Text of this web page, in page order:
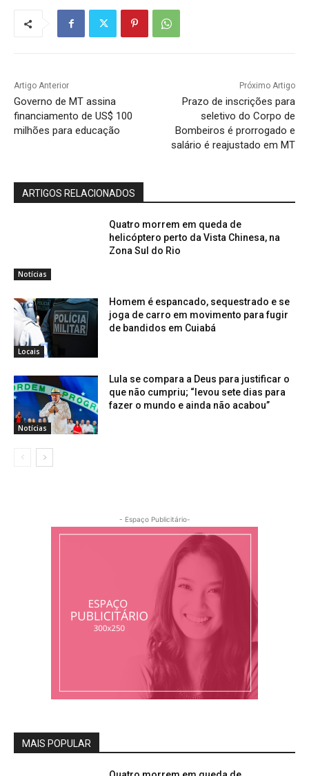
Artigo Anterior
Governo de MT assina
financiamento de US$ 100
milhões para educação
Próximo Artigo
Prazo de inscrições para
seletivo do Corpo de
Bombeiros é prorrogado e
salário é reajustado em MT
ARTIGOS RELACIONADOS
Notícias
Quatro morrem em queda de
helicóptero perto da Vista Chinesa, na
Zona Sul do Rio
Locais
Homem é espancado, sequestrado e se
joga de carro em movimento para fugir
de bandidos em Cuiabá
Notícias
Lula se compara a Deus para justificar o
que não cumpriu; “levou sete dias para
fazer o mundo e ainda não acabou”
- Espaço Publicitário-
MAIS POPULAR